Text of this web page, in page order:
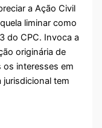
a Ação Civil
liminar como
do CPC. Invoca a
originária de
os interesses em
tem